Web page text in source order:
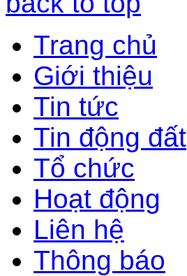
Trang chủ
Giới thiệu
Tin tức
Tin động đất
Tổ chức
Hoạt động
Liên hệ
Thông báo